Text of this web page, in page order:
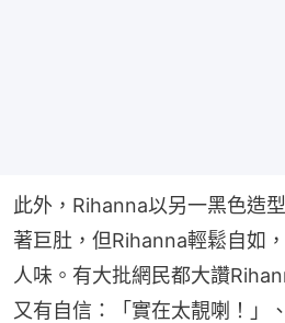
此外，Rihanna以另一黑色造
著巨肚，但Rihanna輕鬆自如
人味。有大批網民都大讚
又有自信：「實在太靚喇！」